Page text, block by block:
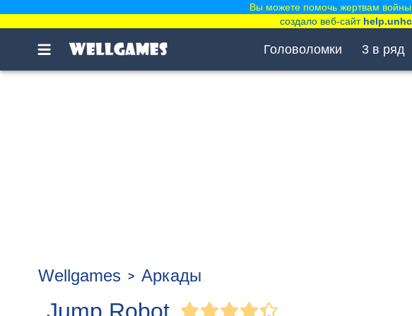
Головоломки 3 в ряд
Wellgames Аркады
Вы можете помочь жертвам
создало веб-сайт